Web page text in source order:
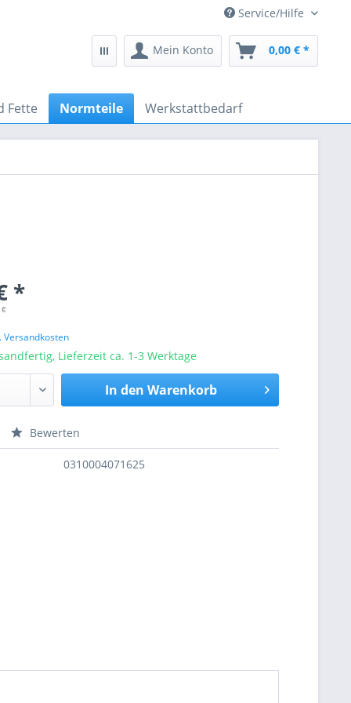
Service/Hilfe
Mein Konto 0,00 € *
Fette Normteile Werkstattbedarf
*
Versandkosten
Lieferzeit ca. 1-3 Werktage
In den Warenkorb
Bewerten
0310004071625